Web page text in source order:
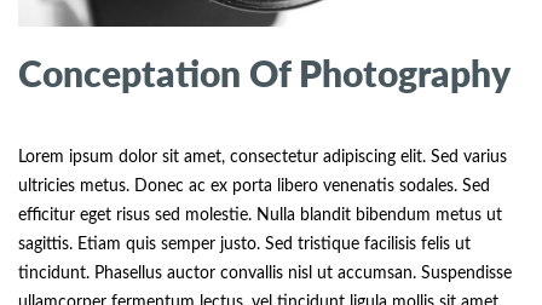
Conceptation Of Photography
Lorem ipsum dolor sit amet, consectetur adipiscing elit. Sed varius
ultricies metus. Donec ac ex porta libero venenatis sodales. Sed
efficitur eget risus sed molestie. Nulla blandit bibendum metus ut
sagittis. Etiam quis semper justo. Sed tristique facilisis felis ut
tincidunt. Phasellus auctor convallis nisl ut accumsan. Suspendisse